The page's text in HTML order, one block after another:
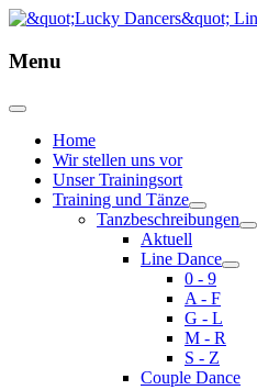
Menu
Home
Wir stellen uns vor
Unser Trainingsort
Training und Tänze
Tanzbeschreibungen
Aktuell
Line Dance
0 - 9
A - F
G - L
M - R
S - Z
Couple Dance